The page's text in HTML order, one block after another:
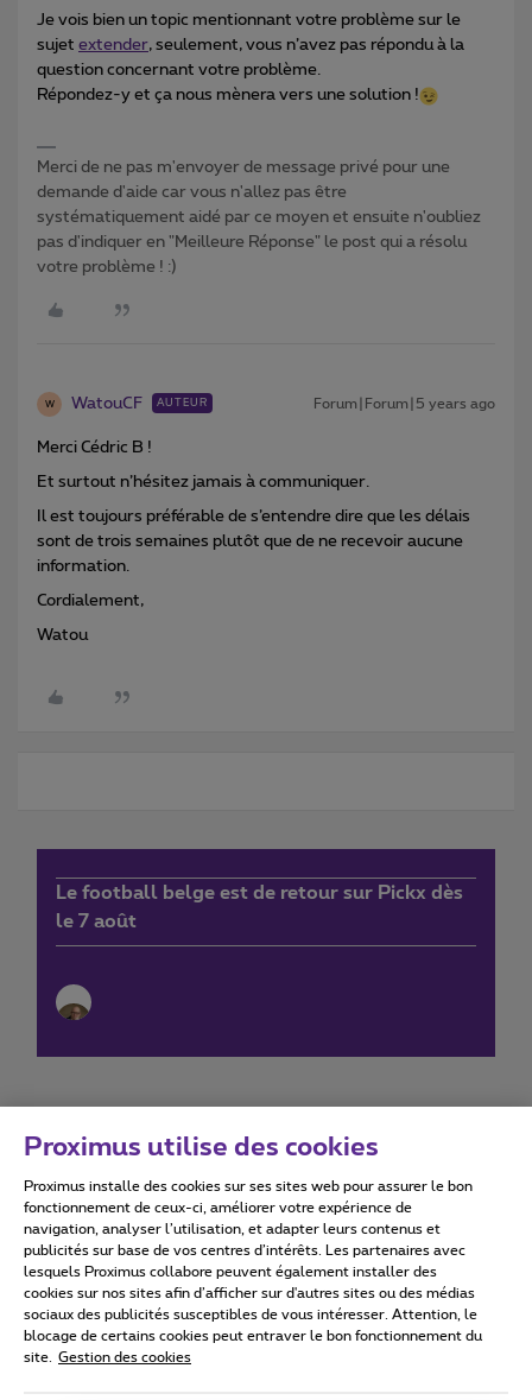
Je vois bien un topic mentionnant votre problème sur le
sujet extender, seulement, vous n’avez pas répondu à la
question concernant votre problème.
Répondez-y et ça nous mènera vers une solution !
Merci de ne pas m'envoyer de message privé pour une
demande d'aide car vous n'allez pas être
systématiquement aidé par ce moyen et ensuite n'oubliez
pas d'indiquer en "Meilleure Réponse" le post qui a résolu
votre problème ! :)
W WatouCF AUTEUR Forum|Forum|5 years ago
Merci Cédric B !
Et surtout n’hésitez jamais à communiquer.
Il est toujours préférable de s’entendre dire que les délais
sont de trois semaines plutôt que de ne recevoir aucune
information.
Cordialement,
Watou
Le football belge est de retour sur Pickx dès
le 7 août
Conditions d'utilisation Accessibility statement
Tous droits réservés. © 2026 Proximus
Conditions générales, info consommateur
Proximus utilise des cookies
Proximus installe des cookies sur ses sites web pour assurer le bon
fonctionnement de ceux-ci, améliorer votre expérience de
navigation, analyser l’utilisation, et adapter leurs contenus et
publicités sur base de vos centres d’intérêts. Les partenaires avec
lesquels Proximus collabore peuvent également installer des
cookies sur nos sites afin d’afficher sur d'autres sites ou des médias
sociaux des publicités susceptibles de vous intéresser. Attention, le
blocage de certains cookies peut entraver le bon fonctionnement du
site.
Gestion des cookies